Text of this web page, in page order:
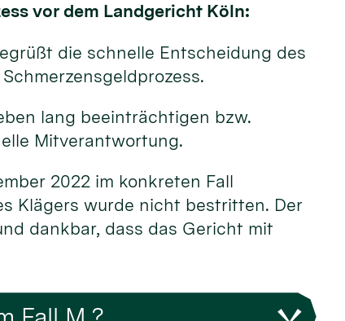
vor dem Landgericht Köln:
die schnelle Entscheidung des
lang beeinträchtigen bzw.
Mitverantwortung.
2022 im konkreten Fall
Klägers wurde nicht bestritten. Der
dankbar, dass das Gericht mit